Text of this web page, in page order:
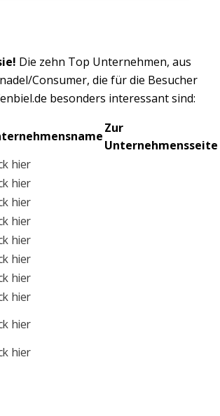
Die zehn Top Unternehmen, aus
Consumer, die für die Besucher
besonders interessant sind:
Zur
Unternehmensseite
hier
hier
hier
hier
hier
hier
hier
hier
hier
hier